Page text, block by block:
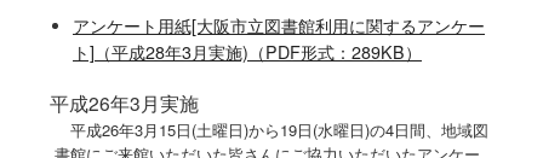
アンケート用紙[大阪市立図書館利用に関するアンケー
ト]（平成28年3月実施)（PDF形式：289KB）
平成26年3月実施
平成26年3月15日(土曜日)から19日(水曜日)の4日間、地域図
書館にご来館いただいた皆さんにご協力いただいたアンケー